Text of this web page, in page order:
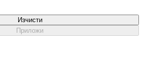
Изчисти
Приложи